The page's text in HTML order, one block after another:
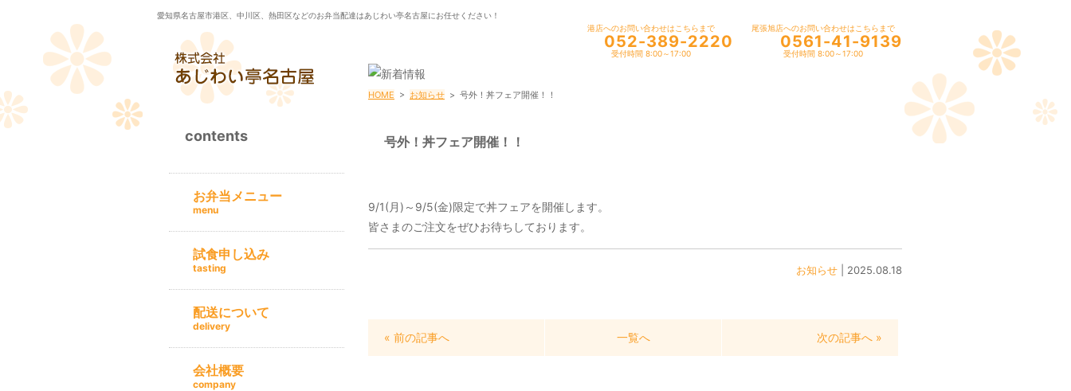
愛知県名古屋市港区、中川区、熱田区などのお弁当配達はあじわい亭名古屋にお任せください！
港店へのお問い合わせはこちらまで
052-389-2220
受付時間 8:00～17:00
尾張旭店へのお問い合わせはこちらまで
0561-41-9139
受付時間 8:00～17:00
HOME > お知らせ > 号外！丼フェア開催！！
号外！丼フェア開催！！
9/1(月)～9/5(金)限定で丼フェアを開催します。
皆さまのご注文をぜひお待ちしております。
お知らせ | 2025.08.18
« 前の記事へ 一覧へ 次の記事へ »
contents
お弁当メニュー
menu
試食申し込み
tasting
配送について
delivery
会社概要
company